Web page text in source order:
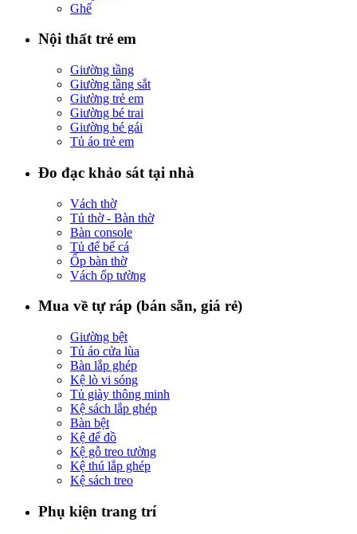
Ghế
Nội thất trẻ em
Giường tầng
Giường tầng sắt
Giường trẻ em
Giường bé trai
Giường bé gái
Tủ áo trẻ em
Đo đạc khảo sát tại nhà
Vách thờ
Tủ thờ - Bàn thờ
Bàn console
Tủ để bể cá
Ốp bàn thờ
Vách ốp tường
Mua về tự ráp (bán sẵn, giá rẻ)
Giường bệt
Tủ áo cửa lùa
Bàn lắp ghép
Kệ lò vi sóng
Tủ giày thông minh
Kệ sách lắp ghép
Bàn bệt
Kệ để đồ
Kệ gỗ treo tường
Kệ thú lắp ghép
Kệ sách treo
Phụ kiện trang trí